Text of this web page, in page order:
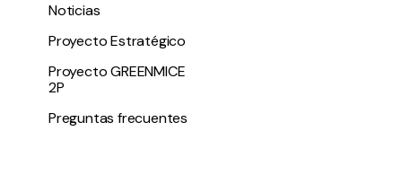
Noticias
Proyecto Estratégico
Proyecto GREENMICE
2P
Preguntas frecuentes